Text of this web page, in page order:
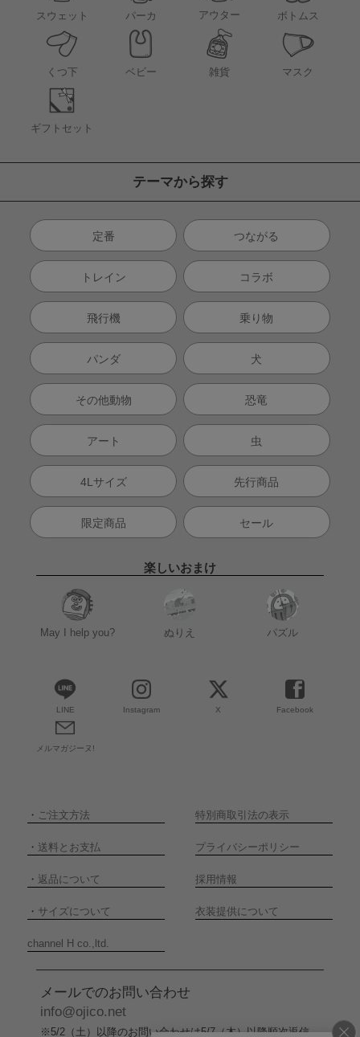
スウェット パーカ アウター ボトムス
くつ下 ベビー 雑貨 マスク
ギフトセット
テーマから探す
定番 つながる
トレイン コラボ
飛行機 乗り物
パンダ 犬
その他動物 恐竜
アート 虫
4Lサイズ 先行商品
限定商品 セール
楽しいおまけ
May I help you? ぬりえ パズル
LINE Instagram X Facebook
メルマガジーヌ!
・ ご注文方法 特別商取引法の表示
・ 送料とお支払 プライバシーポリシー
・ 返品について 採用情報
・ サイズについて 衣装提供について
channel H co.,ltd.
メールでのお問い合わせ
info@ojico.net
※5/2（土）以降のお問い合わせは5/7（木）以降順次返信